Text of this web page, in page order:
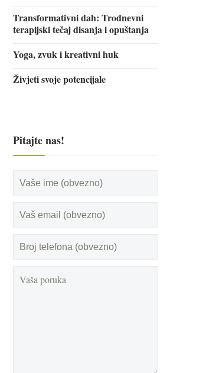
Transformativni dah: Trodnevni
terapijski tečaj disanja i opuštanja
Yoga, zvuk i kreativni huk
Živjeti svoje potencijale
Pitajte nas!